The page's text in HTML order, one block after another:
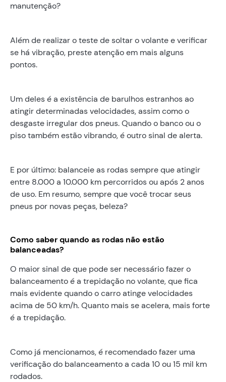
manutenção?
Além de realizar o teste de soltar o volante e verificar
se há vibração, preste atenção em mais alguns
pontos.
Um deles é a existência de barulhos estranhos ao
atingir determinadas velocidades, assim como o
desgaste irregular dos pneus. Quando o banco ou o
piso também estão vibrando, é outro sinal de alerta.
E por último: balanceie as rodas sempre que atingir
entre 8.000 a 10.000 km percorridos ou após 2 anos
de uso. Em resumo, sempre que você trocar seus
pneus por novas peças, beleza?
Como saber quando as rodas não estão
balanceadas?
O maior sinal de que pode ser necessário fazer o
balanceamento é a trepidação no volante, que fica
mais evidente quando o carro atinge velocidades
acima de 50 km/h. Quanto mais se acelera, mais forte
é a trepidação.
Como já mencionamos, é recomendado fazer uma
verificação do balanceamento a cada 10 ou 15 mil km
rodados.